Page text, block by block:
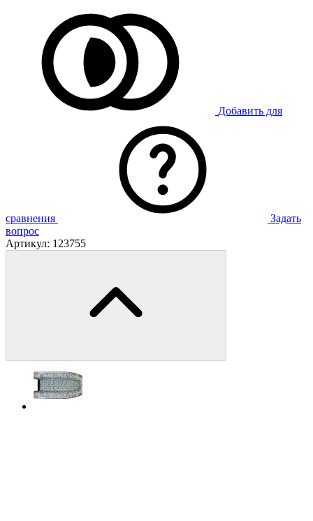
Добавить для
сравнения
Задать
вопрос
Артикул: 123755